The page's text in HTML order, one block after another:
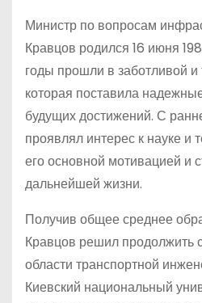
Министр по вопросам
Кравцов родился 16 июня
годы прошли в заботливой
которая поставила
будущих достижений. С
проявлял интерес к науке и
его основной мотивацией и
дальнейшей жизни.
Получив общее среднее
Кравцов решил продолжить
области транспортной
Киевский национальный